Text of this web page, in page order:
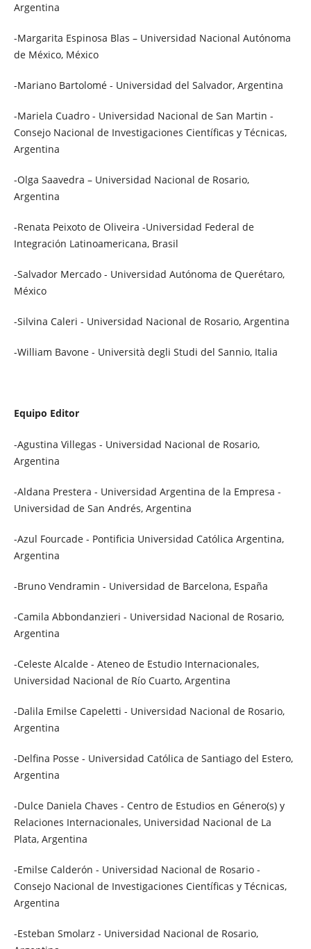
Argentina
-Margarita Espinosa Blas – Universidad Nacional Autónoma
de México, México
-Mariano Bartolomé - Universidad del Salvador, Argentina
-Mariela Cuadro - Universidad Nacional de San Martin -
Consejo Nacional de Investigaciones Científicas y Técnicas,
Argentina
-Olga Saavedra – Universidad Nacional de Rosario,
Argentina
-Renata Peixoto de Oliveira -Universidad Federal de
Integración Latinoamericana, Brasil
-Salvador Mercado - Universidad Autónoma de Querétaro,
México
-Silvina Caleri - Universidad Nacional de Rosario, Argentina
-William Bavone - Università degli Studi del Sannio, Italia
Equipo Editor
-Agustina Villegas - Universidad Nacional de Rosario,
Argentina
-Aldana Prestera - Universidad Argentina de la Empresa -
Universidad de San Andrés, Argentina
-Azul Fourcade - Pontificia Universidad Católica Argentina,
Argentina
-Bruno Vendramin - Universidad de Barcelona, España
-Camila Abbondanzieri - Universidad Nacional de Rosario,
Argentina
-Celeste Alcalde - Ateneo de Estudio Internacionales,
Universidad Nacional de Río Cuarto, Argentina
-Dalila Emilse Capeletti - Universidad Nacional de Rosario,
Argentina
-Delfina Posse - Universidad Católica de Santiago del Estero,
Argentina
-Dulce Daniela Chaves - Centro de Estudios en Género(s) y
Relaciones Internacionales, Universidad Nacional de La
Plata, Argentina
-Emilse Calderón - Universidad Nacional de Rosario -
Consejo Nacional de Investigaciones Científicas y Técnicas,
Argentina
-Esteban Smolarz - Universidad Nacional de Rosario,